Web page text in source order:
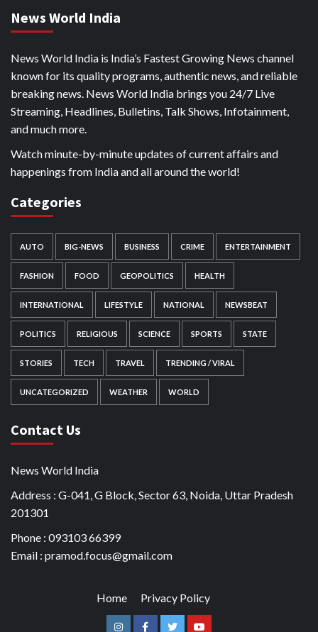
News World India
News World India is India’s Fastest Growing News channel
known for its quality programs, authentic news, and reliable
breaking news. News World India brings you 24/7 Live
Streaming, Headlines, Bulletins, Talk Shows, Infotainment,
and much more.
Watch minute-by-minute updates of current affairs and
happenings from India and all around the world!
Categories
AUTO BIG-NEWS BUSINESS CRIME ENTERTAINMENT
FASHION FOOD GEOPOLITICS HEALTH
INTERNATIONAL LIFESTYLE NATIONAL NEWSBEAT
POLITICS RELIGIOUS SCIENCE SPORTS STATE
STORIES TECH TRAVEL TRENDING / VIRAL
UNCATEGORIZED WEATHER WORLD
Contact Us
News World India
Address : G-041, G Block, Sector 63, Noida, Uttar Pradesh
201301
Phone : 093103 66399
Email : pramod.focus@gmail.com
Home Privacy Policy